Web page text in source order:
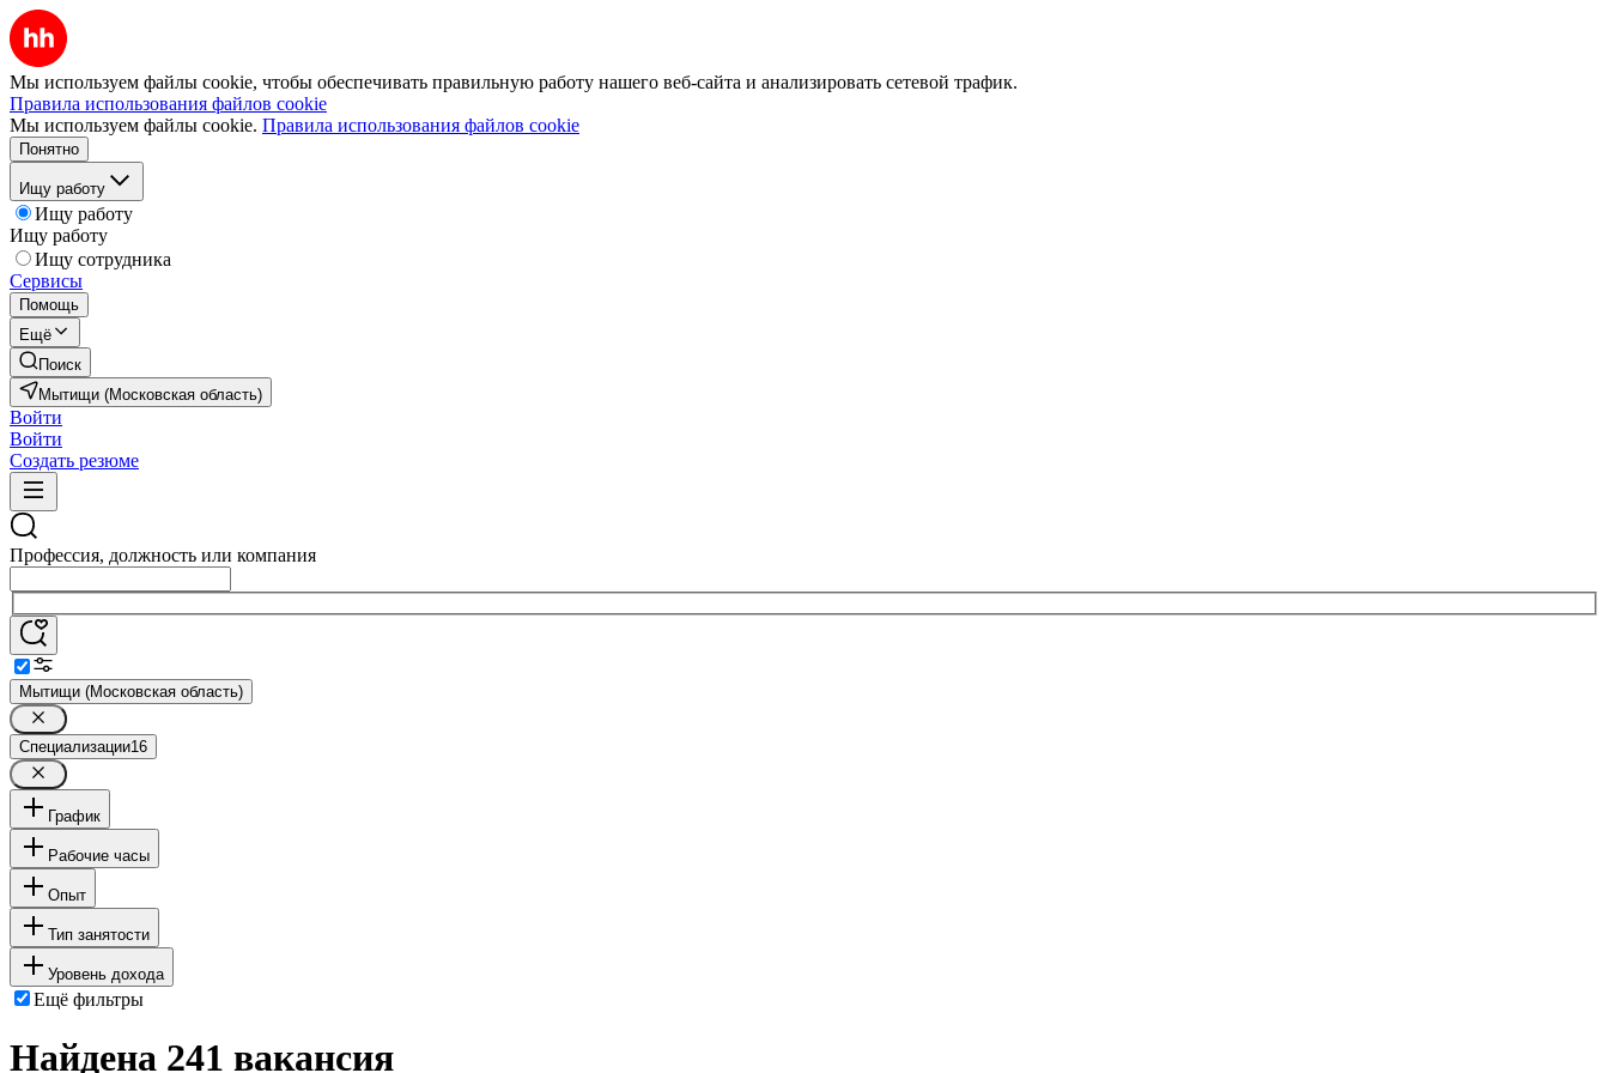
Мы используем файлы cookie, чтобы обеспечивать правильную работу нашего веб-сайта и анализировать сетевой трафик.
Правила использования файлов cookie
Мы используем файлы cookie. Правила использования файлов cookie
Понятно
Ищу работу
Ищу работу
Ищу работу
Ищу сотрудника
Сервисы
Помощь
Ещё
Поиск
Мытищи (Московская область)
Войти
Войти
Создать резюме
Профессия, должность или компания
Мытищи (Московская область)
Специализации16
График
Рабочие часы
Опыт
Тип занятости
Уровень дохода
Ещё фильтры
Найдена 241 вакансия